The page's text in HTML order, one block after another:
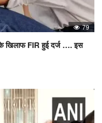
79
खिलाफ FIR हुई दर्ज …. इस